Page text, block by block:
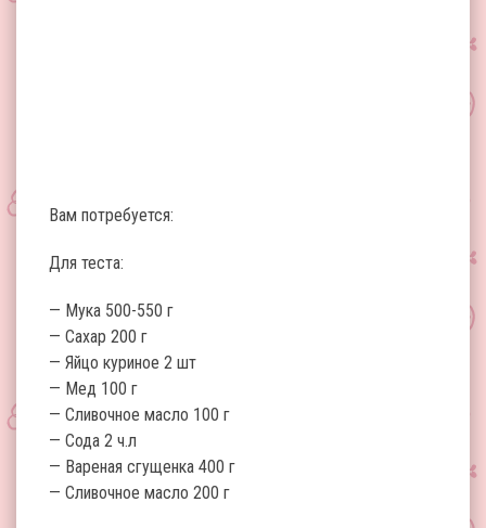
Вам потребуется:
Для теста:
— Мука 500-550 г
— Сахар 200 г
— Яйцо куриное 2 шт
— Мед 100 г
— Сливочное масло 100 г
— Сода 2 ч.л
— Вареная сгущенка 400 г
— Сливочное масло 200 г